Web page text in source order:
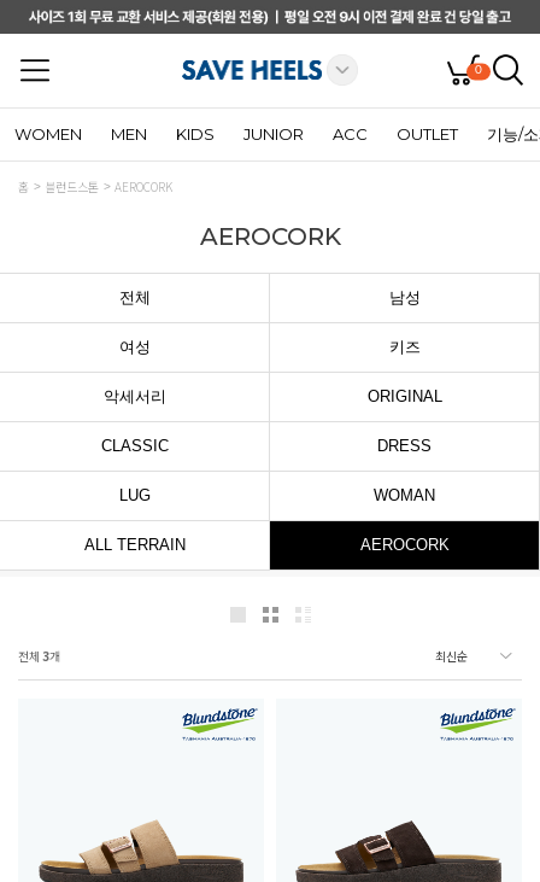
0
WOMEN MEN KIDS JUNIOR ACC OUTLET 기능/
홈 블런드스톤 AEROCORK
AEROCORK
전체 남성
여성 키즈
악세서리 ORIGINAL
CLASSIC DRESS
LUG WOMAN
ALL TERRAIN AEROCORK
전체 3개